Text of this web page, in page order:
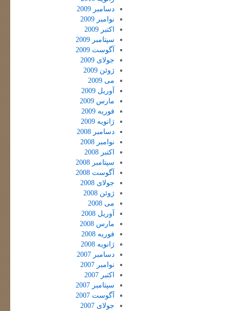
دسامبر 2009
نوامبر 2009
اکتبر 2009
سپتامبر 2009
آگوست 2009
جولای 2009
ژوئن 2009
می 2009
آوریل 2009
مارس 2009
فوریه 2009
ژانویه 2009
دسامبر 2008
نوامبر 2008
اکتبر 2008
سپتامبر 2008
آگوست 2008
جولای 2008
ژوئن 2008
می 2008
آوریل 2008
مارس 2008
فوریه 2008
ژانویه 2008
دسامبر 2007
نوامبر 2007
اکتبر 2007
سپتامبر 2007
آگوست 2007
جولای 2007